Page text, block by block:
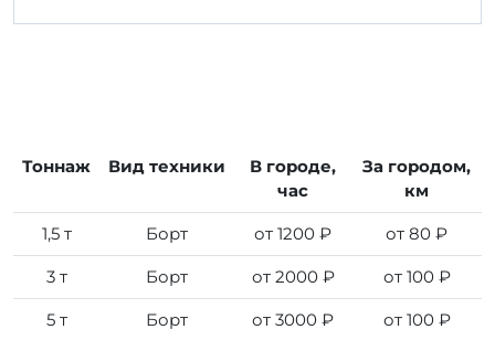
Тоннаж Вид техники
В городе,
час
За городом,
км
1,5 т Борт от 1200 ₽ от 80 ₽
3 т Борт от 2000 ₽ от 100 ₽
5 т Борт от 3000 ₽ от 100 ₽